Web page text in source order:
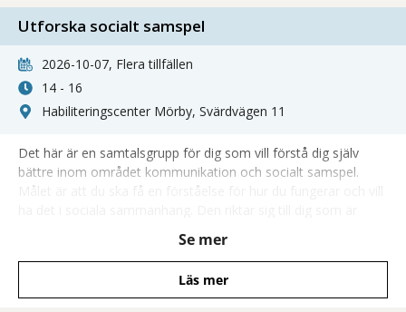
Utforska socialt samspel
2026-10-07, Flera tillfällen
14 - 16
Habiliteringscenter Mörby, Svärdvägen 11
Det här är en samtalsgrupp för dig som vill förstå dig själv
bättre inom området kommunikation och socialt samspel.
Målet är att du ska få en förståelse för hur du fungerar och vill
Se mer
Läs mer